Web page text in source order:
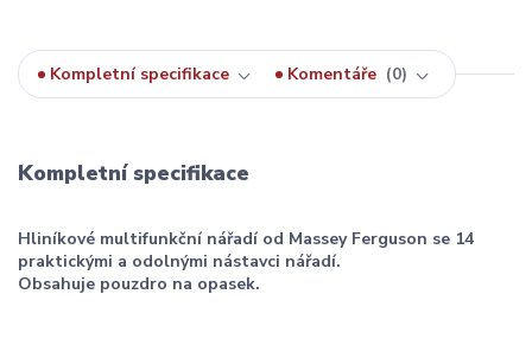
Kompletní specifikace Komentáře 0
Kompletní specifikace
Hliníkové multifunkční nářadí od Massey Ferguson se 14
praktickými a odolnými nástavci nářadí.
Obsahuje pouzdro na opasek.